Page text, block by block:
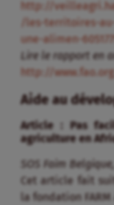
http://
/les-territoires-
une-alimen-
Lire le rapport en
http://
Aide au
Article : Pas
agriculture en
SOS Faim
Cet article fait
la fondation